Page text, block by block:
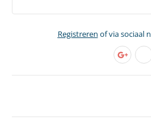
Registreren of via sociaal